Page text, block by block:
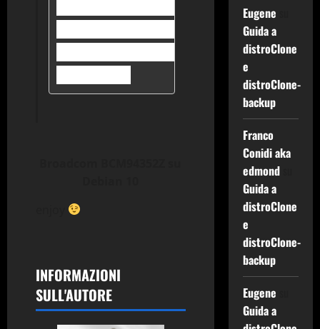
# apt-get install linux-
# modprobe -r b44 b43
INFORMAZIONI
SULL'AUTORE
Eugene
Guida a
distroClone
e
distroClone-
backup
Franco
Conidi aka
edmondsu
Guida a
distroClone
e
distroClone-
backup
Eugene
Guida a